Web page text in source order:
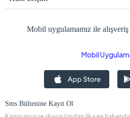
Mobil uygulamamız ile alışveriş
Mobil
Sms Bültenine Kayıt Ol